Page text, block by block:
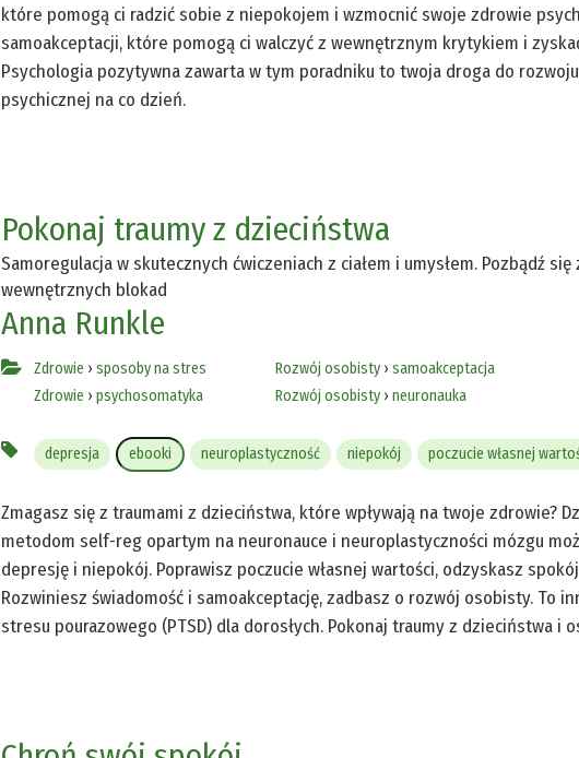
które pomogą ci radzić sobie z niepokojem i wzmocnić swoje zdrowie
samoakceptacji, które pomogą ci walczyć z wewnętrznym krytykiem i
Psychologia pozytywna zawarta w tym poradniku to twoja droga do
psychicznej na co dzień.
Pokonaj traumy z dzieciństwa
Samoregulacja w skutecznych ćwiczeniach z ciałem i umysłem. Pozbądź
wewnętrznych blokad
Anna Runkle
Zdrowie › sposoby na stres
Zdrowie › psychosomatyka
Rozwój osobisty› samoakceptacja
Rozwój osobisty› neuronauka
depresja ebooki neuroplastyczność niepokój poczucie własnej
Zmagasz się z traumami z dzieciństwa, które wpływają na twoje zdrowie?
metodom self-reg opartym na neuronauce i neuroplastyczności mózgu
depresję i niepokój. Poprawisz poczucie własnej wartości, odzyskasz
Rozwiniesz świadomość i samoakceptację, zadbasz o rozwój osobisty. To
stresu pourazowego (PTSD) dla dorosłych. Pokonaj traumy z dzieciństwa i